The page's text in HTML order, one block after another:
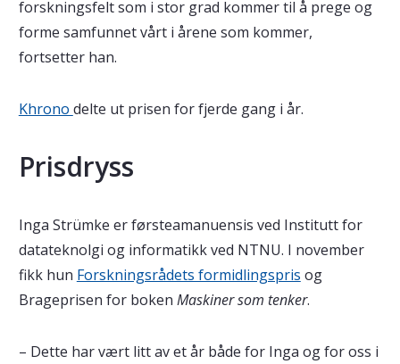
forskningsfelt som i stor grad kommer til å prege og
forme samfunnet vårt i årene som kommer,
fortsetter han.
Khrono delte ut prisen for fjerde gang i år.
Prisdryss
Inga Strümke er førsteamanuensis ved Institutt for
datateknolgi og informatikk ved NTNU. I november
fikk hun Forskningsrådets formidlingspris og
Brageprisen for boken Maskiner som tenker.
– Dette har vært litt av et år både for Inga og for oss i